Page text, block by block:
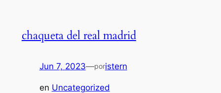
chaqueta del real madrid
Jun 7, 2023—poristern
en Uncategorized